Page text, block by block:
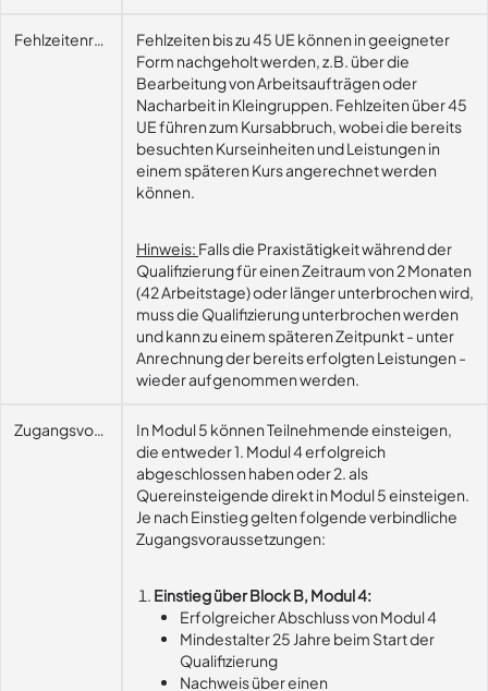
FehlzeitenregelungFehlzeiten bis zu 45 UE können in geeigneter
Form nachgeholt werden, z.B. über die
Bearbeitung von Arbeitsaufträgen oder
Nacharbeit in Kleingruppen. Fehlzeiten über 45
UE führen zum Kursabbruch, wobei die bereits
besuchten Kurseinheiten und Leistungen in
einem späteren Kurs angerechnet werden
können.
Hinweis: Falls die Praxistätigkeit während der
Qualifizierung für einen Zeitraum von 2 Monaten
(42 Arbeitstage) oder länger unterbrochen wird,
muss die Qualifizierung unterbrochen werden
und kann zu einem späteren Zeitpunkt - unter
Anrechnung der bereits erfolgten Leistungen -
wieder aufgenommen werden.
ZugangsvoraussetzungenIn Modul 5 können Teilnehmende einsteigen,
die entweder 1. Modul 4 erfolgreich
abgeschlossen haben oder 2. als
Quereinsteigende direkt in Modul 5 einsteigen.
Je nach Einstieg gelten folgende verbindliche
Zugangsvoraussetzungen:
Einstieg über Block B, Modul 4:
Erfolgreicher Abschluss von Modul 4
Mindestalter 25 Jahre beim Start der
Qualifizierung
Nachweis über einen